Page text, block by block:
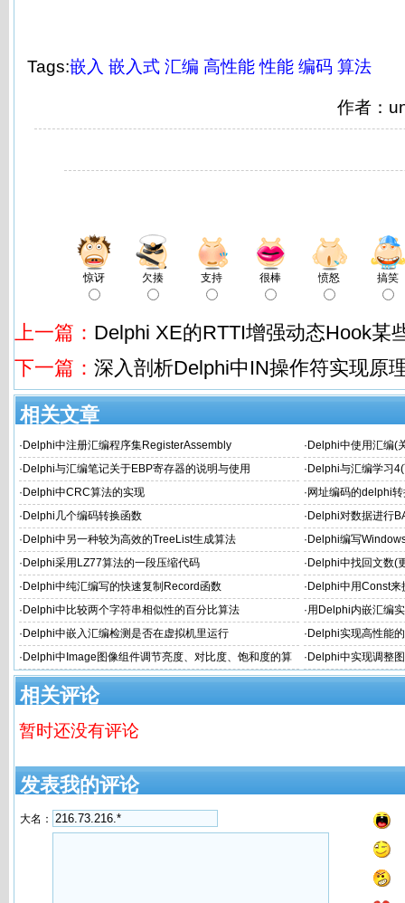
Tags:嵌入 嵌入式 汇编 高性能 性能 编码 算法
作者：
惊讶 欠揍 支持 很棒 愤怒 搞笑
上一篇： Delphi XE的RTTI增强动态Hook某
下一篇： 深入剖析Delphi中IN操作符实现原
相关文章
· Delphi中注册汇编程序集RegisterAssembly · Delphi中使用汇编(
· Delphi与汇编笔记关于EBP寄存器的说明与使用 · Delphi与汇编学习
· Delphi中CRC算法的实现 · 网址编码的delphi
· Delphi几个编码转换函数 · Delphi对数据进行
· Delphi中另一种较为高效的TreeList生成算法 · Delphi编写
· Delphi采用LZ77算法的一段压缩代码 · Delphi中找回文数(
· Delphi中纯汇编写的快速复制Record函数 · Delphi中用Const来
· Delphi中比较两个字符串相似性的百分比算法 ·用Delphi内嵌汇编
· Delphi中嵌入汇编检测是否在虚拟机里运行 · Delphi实现高性能
P)
· Delphi中Image图像组件调节亮度、对比度、饱和度的算
法
· Delphi中实现调整
相关评论
暂时还没有评论
发表我的评论
大名：